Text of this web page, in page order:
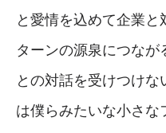
と愛情を込めて企業と
ターンの源泉につなが
との対話を受けつけ
は僕らみたいな小さな